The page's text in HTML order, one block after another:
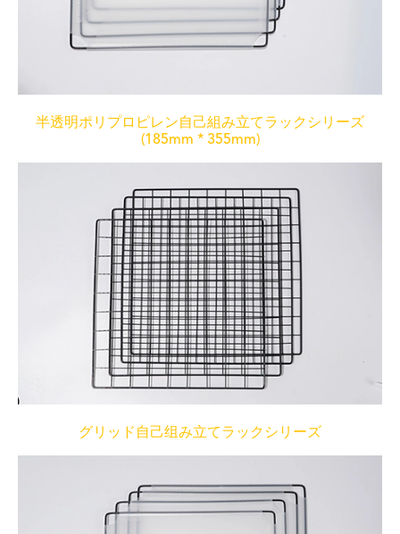
半透明ポリプロピレン自己組み立てラックシリーズ
(185mm * 355mm)
グリッド自己组み立てラックシリーズ